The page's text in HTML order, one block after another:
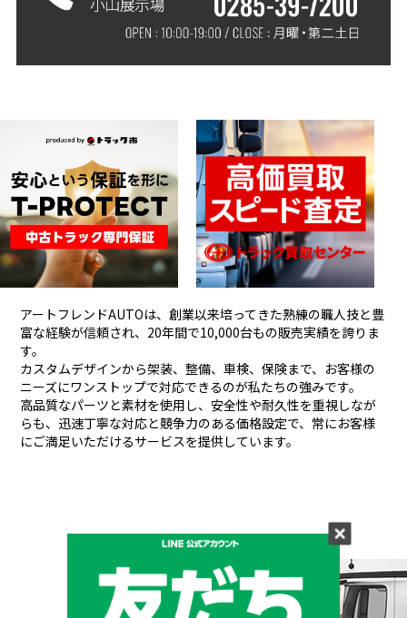
アートフレンドAUTOは、創業以来培ってきた熟練の職人技と豊
富な経験が信頼され、 20年間で10,000台もの販売実績を誇りま
す。
カスタムデザインから架装、整備、車検、保険まで、お客様の
ニーズにワンストップで対応できるのが私たちの強みです。
高品質なパーツと素材を使用し、安全性や耐久性を重視しなが
らも、 迅速丁寧な対応と競争力のある価格設定で、常にお客様
にご満足いただけるサービスを提供しています。
メーカーと形状から探す
BRAND & TYPE